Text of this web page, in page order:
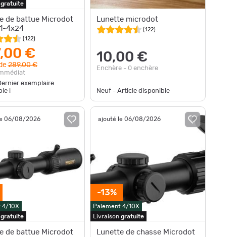
gratuite
de battue Microdot
4x24
(122)
€
289,00 €
exemplaire
!
Lunette microdot
(122)
10,00 €
Enchère - 0 enchère
Neuf - Article disponible
06/08/2026
4/10X
gratuite
de battue Microdot
ajouté le 06/08/2026
-13%
Paiement 4/10X
Livraisongratuite
Lunette de chasse Microdot